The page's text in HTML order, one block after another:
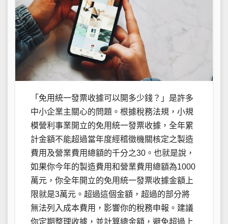
「免用統一發票收據可以開多少錢？」是許多
中小企業主關心的問題。根據稅務法規，小規
模營利事業開立的免用統一發票收據，全年累
計金額不能超過當年度經稽徵機關核定之製造
費用及營業費用總額的千分之30。也就是說，
如果你今年的製造費用和營業費用總額為1000
萬元，你全年開立的免用統一發票收據金額上
限就是3萬元。超過這個金額，超過的部分將
無法列入成本費用，影響你的稅務申報。建議
你定期整理收據，並計算總金額，避免超過上